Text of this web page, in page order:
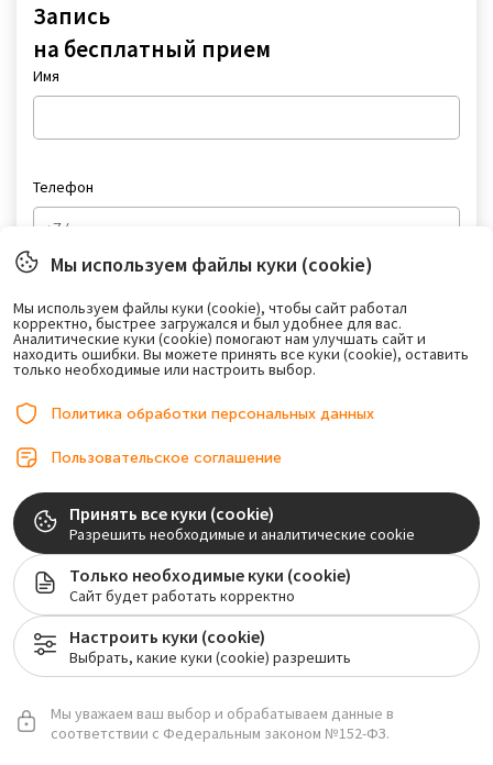
Запись
на бесплатный прием
Имя
Телефон
Записаться или позвоните +7 495 151-09-01
Нажимая на кнопку «Записаться», Вы даёте согласие на обработку
конфиденциальности
Мы используем файлы куки (cookie)
Мы используем файлы куки (cookie), чтобы сайт работал
корректно, быстрее загружался и был удобнее для вас.
Аналитические куки (cookie) помогают нам улучшать сайт и
находить ошибки. Вы можете принять все куки (cookie), оставить
только необходимые или настроить выбор.
Политика обработки персональных данных
Пользовательское соглашение
Принять все куки (cookie)
Разрешить необходимые и аналитические cookie
Только необходимые куки (cookie)
Сайт будет работать корректно
Настроить куки (cookie)
Выбрать, какие куки (cookie) разрешить
Мы уважаем ваш выбор и обрабатываем данные в
соответствии с Федеральным законом №152-ФЗ.